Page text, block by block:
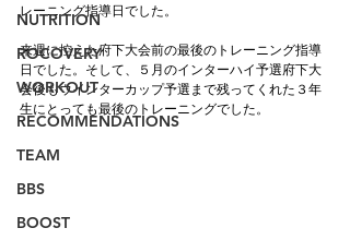
NUTRITION
ROCOVERY
WORKOUT
RECOMMENDATIONS
TEAM
BBS
BOOST
レーニング指導日でした。
来週に控えた府下大会前の最後のトレーニング指導
日でした。そして、５月のインターハイ予選府下大
会後もウインターカップ予選まで残ってくれた３年
生にとっても最後のトレーニングでした。